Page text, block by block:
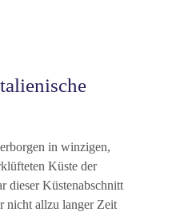
in winzigen,
Küste der
dieser Küstenabschnitt
nicht allzu langer Zeit